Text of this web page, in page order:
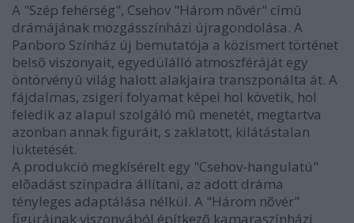
A "Szép fehérség", Csehov "Három nõvér" címû
drámájának mozgásszínházi újragondolása. A
Panboro Színház új bemutatója a közismert történet
belsõ viszonyait, egyedülálló atmoszféráját egy
öntörvényû világ halott alakjaira transzponálta át. A
fájdalmas, zsigeri folyamat képei hol követik, hol
feledik az alapul szolgáló mû menetét, megtartva
azonban annak figuráit, s zaklatott, kilátástalan
lüktetését.
A produkció megkísérelt egy "Csehov-hangulatú"
elõadást színpadra állítani, az adott dráma
tényleges adaptálása nélkül. A "Három nõvér"
figuráinak viszonyából építkezõ kamaraszínházi